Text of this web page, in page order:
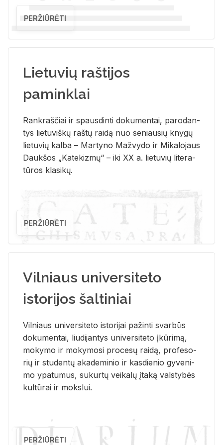
PERŽIŪRĖTI
Lietuvių raštijos
paminklai
Rank­raš­čiai ir spaus­din­ti do­ku­men­tai, pa­ro­dan­
tys lie­tu­viš­kų raš­tų rai­dą nuo se­niau­sių kny­gų
lie­tu­vių kal­ba – Mar­ty­no Ma­žvy­do ir Mi­ka­lo­jaus
Dauk­šos „Ka­te­kiz­mų“ – iki XX a. lie­tu­vių li­te­ra­
tū­ros kla­si­kų.
PERŽIŪRĖTI
Vilniaus universiteto
istorijos šaltiniai
Vil­niaus uni­ver­si­te­to is­to­ri­jai pa­žin­ti svar­būs
do­ku­men­tai, liu­di­jan­tys uni­ver­si­te­to įkū­ri­mą,
mo­ky­mo ir mo­ky­mo­si pro­ce­sų rai­dą, pro­fe­so­
rių ir stu­den­tų aka­de­mi­nio ir kas­die­nio gy­ve­ni­
mo ypa­tu­mus, su­kur­tų vei­ka­lų įta­ką vals­ty­bės
kul­tū­rai ir moks­lui.
PERŽIŪRĖTI